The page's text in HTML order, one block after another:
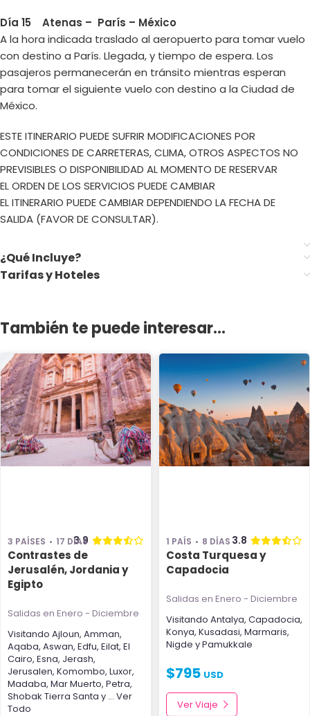
Día 15 Atenas – París – México
A la hora indicada traslado al aeropuerto para tomar vuelo
con destino a París. Llegada, y tiempo de espera. Los
pasajeros permanecerán en tránsito mientras esperan
para tomar el siguiente vuelo con destino a la Ciudad de
México.
ESTE ITINERARIO PUEDE SUFRIR MODIFICACIONES POR
CONDICIONES DE CARRETERAS, CLIMA, OTROS ASPECTOS NO
PREVISIBLES O DISPONIBILIDAD AL MOMENTO DE RESERVAR
EL ORDEN DE LOS SERVICIOS PUEDE CAMBIAR
EL ITINERARIO PUEDE CAMBIAR DEPENDIENDO LA FECHA DE
SALIDA (FAVOR DE CONSULTAR).
¿Qué Incluye?
Tarifas y Hoteles
También te puede interesar...
3 PAÍSES 17 DÍAS
3.9
Contrastes de
Jerusalén, Jordania y
Egipto
Salidas en Enero - Diciembre
Visitando Ajloun, Amman,
Aqaba, Aswan, Edfu, Eilat, El
Cairo, Esna, Jerash,
Jerusalen, Komombo, Luxor,
Madaba, Mar Muerto, Petra,
Shobak Tierra Santa y ... Ver
Todo
1 PAÍS 8 DÍAS 3.8
Costa Turquesa y
Capadocia
Salidas en Enero - Diciembre
Visitando Antalya, Capadocia,
Konya, Kusadasi, Marmaris,
Nigde yPamukkale
$795 USD
Ver Viaje